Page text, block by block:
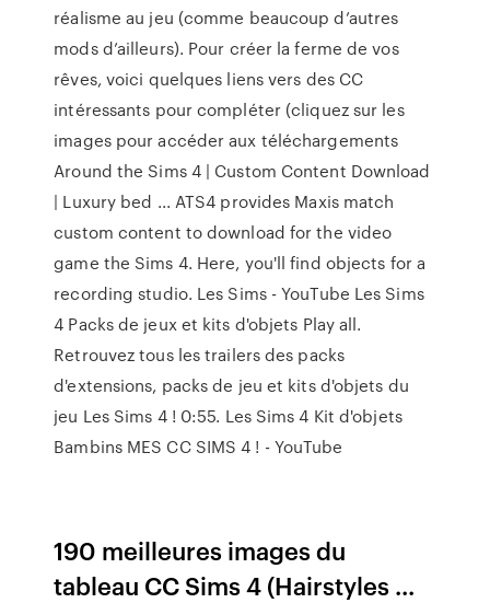
réalisme au jeu (comme beaucoup d’autres
mods d’ailleurs). Pour créer la ferme de vos
rêves, voici quelques liens vers des CC
intéressants pour compléter (cliquez sur les
images pour accéder aux téléchargements
Around the Sims 4 | Custom Content Download
| Luxury bed ... ATS4 provides Maxis match
custom content to download for the video
game the Sims 4. Here, you'll find objects for a
recording studio. Les Sims - YouTube Les Sims
4 Packs de jeux et kits d'objets Play all.
Retrouvez tous les trailers des packs
d'extensions, packs de jeu et kits d'objets du
jeu Les Sims 4 ! 0:55. Les Sims 4 Kit d'objets
Bambins MES CC SIMS 4 ! - YouTube
190 meilleures images du
tableau CC Sims 4 (Hairstyles ...